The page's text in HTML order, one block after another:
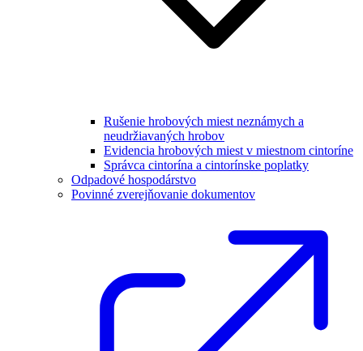
Rušenie hrobových miest neznámych a
neudržiavaných hrobov
Evidencia hrobových miest v miestnom cintoríne
Správca cintorína a cintorínske poplatky
Odpadové hospodárstvo
Povinné zverejňovanie dokumentov